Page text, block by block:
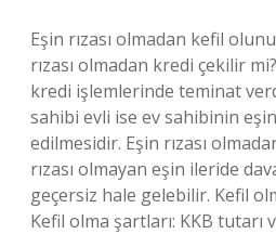
Eşin rızası olmadan kefil
rızası olmadan kredi çekilir
kredi işlemlerinde teminat
sahibi evli ise ev sahibinin
edilmesidir. Eşin rızası
rızası olmayan eşin ileride
geçersiz hale gelebilir. Kefil
Kefil olma şartları: KKB tutarı